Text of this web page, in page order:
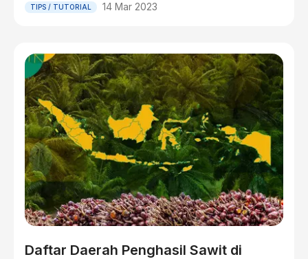
TIPS / TUTORIAL 14 Mar 2023
Daftar Daerah Penghasil Sawit di